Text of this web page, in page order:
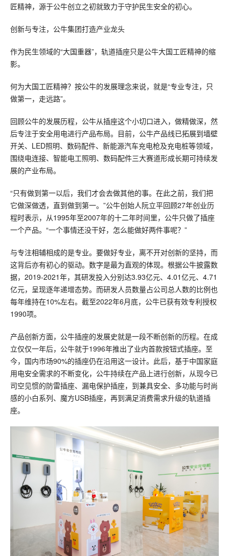
匠精神，源于公牛创立之初就致力于守护民生安全的初心。
创新与专注，公牛集团打造产业龙头
作为民生领域的“大国重器”，轨道插座只是公牛大国工匠精神的缩
影。
何为大国工匠精神？按公牛的发展理念来说，就是“专业专注，只
做第一，走远路”。
回顾公牛的发展历程，公牛从插座这个小切口进入，做精做深，然
后专注于安全用电进行产品布局。目前，公牛产品线已拓展到墙壁
开关、LED照明、数码配件、新能源汽车充电枪及充电桩等领域，
围绕电连接、智能电工照明、数码配件三大赛道形成长期可持续发
展的产业布局。
“只有做到第一以后，我们才会去做其他的事。在此之前，我们把
它做深做透，直到做到第一。”公牛创始人阮立平回顾27年创业历
程时表示，从1995年至2007年的十二年时间里，公牛只做了插座
一个产品。“一个事情还没干好，怎么能做好两件事呢？”
与专注相辅相成的是专业。要做好专业，离不开对创新的坚持，而
这背后亦有初心的驱动。数字是最为直观的体现。根据公牛披露数
据，2019-2021年，其研发投入分别达3.93亿元、4.01亿元、4.71
亿元，呈现逐年递增态势。而研发人员数量占公司总人数的比例也
每年维持在10%左右。截至2022年6月底，公牛已获有效专利授权
1990项。
产品创新方面，公牛插座的发展史就是一段不断创新的历程。在成
立仅仅一年后，公牛就于1996年推出了业内首款按钮式插座。至
今，国内市场90%的插座仍在沿用这一设计。此后，基于中国家庭
用电安全需求的不断变化，公牛持续在产品上进行创新，从现今已
司空见惯的防雷插座、漏电保护插座，到兼具安全、多功能与时尚
感的小白系列、魔方USB插座，再到满足消费需求升级的轨道插
座。